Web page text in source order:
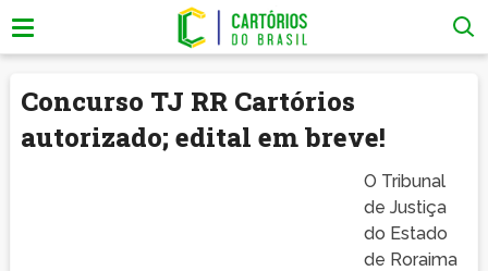
Concurso TJ RR Cartórios
autorizado; edital em breve!
O Tribunal
de Justiça
do Estado
de Roraima